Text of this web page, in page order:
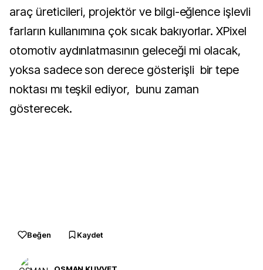
araç üreticileri, projektör ve bilgi-eğlence işlevli
farların kullanımına çok sıcak bakıyorlar. XPixel
otomotiv aydınlatmasının geleceği mi olacak,
yoksa sadece son derece gösterişli bir tepe
noktası mı teşkil ediyor, bunu zaman
gösterecek.
Beğen Kaydet